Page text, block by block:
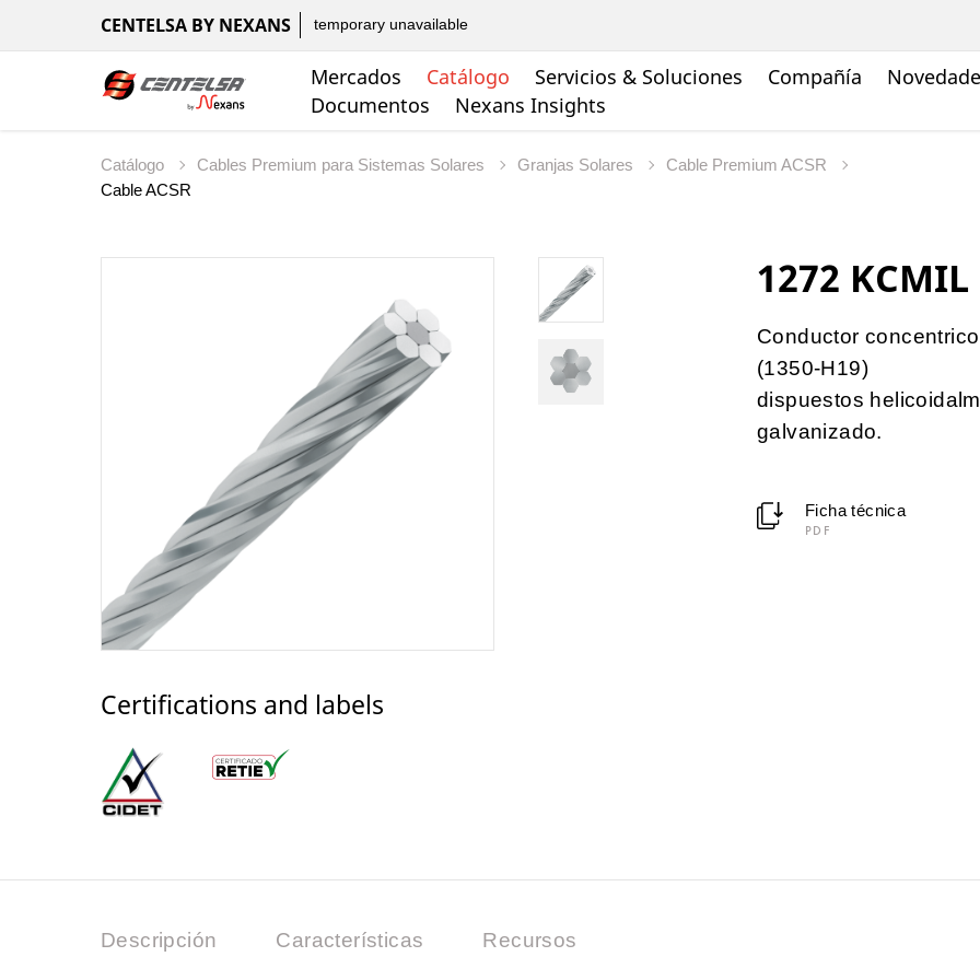
CENTELSA BY NEXANS temporary unavailable
Mercados Catálogo Servicios & Soluciones Compañía
Documentos
Nexans Insights
Catálogo Cables Premium para Sistemas Solares Granjas Solares
Cable Premium ACSR
Cable ACSR
Certifications and labels
1272
Conductor
(1350-H19)
dispuestos
galvanizado.
Ficha técnica
PDF
Descripción Características Recursos